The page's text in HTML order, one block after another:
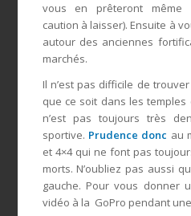
vous en prêteront même
caution à laisser). Ensuite à
autour des anciennes
marchés.
Il n’est pas difficile de
que ce soit dans les temples
n’est pas toujours très
sportive. Prudence donc au
et 4×4 qui ne font pas
morts. N’oubliez pas aussi
gauche. Pour vous donner
vidéo à la GoPro pendant